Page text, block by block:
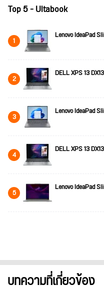
Top 5 - Ultabook
1 Lenovo IdeaPad
2 DELL XPS 13
3 Lenovo IdeaPad
4 DELL XPS 13
5 Lenovo IdeaPad
บทความที่เกี่ยวข้อง